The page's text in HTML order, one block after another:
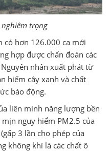
nghiêm trọng
có hơn 126.000 ca mới
hợp được chẩn đoán các
nhân xuất phát từ
hiếm cây xanh và chất
báo động.
liên minh năng lượng bền
nguy hiểm PM2.5 của
3 lần cho phép của
không khí là các chất ô